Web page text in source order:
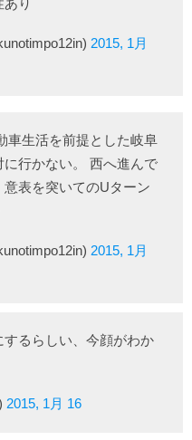
2015, 1月
生活を前提とした岐阜
行かない。 西へ進んで
表を突いてのUターン
2015, 1月
るらしい、今顔がわか
2015, 1月 16